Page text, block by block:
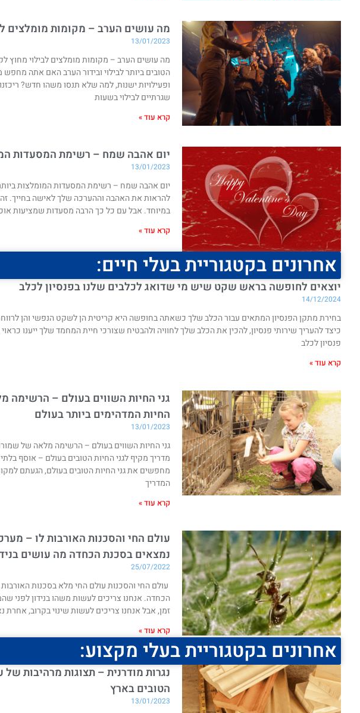
מה עושים הערב – מקומות מומלצים
13/01/2023
מה עושים הערב – מקומות מומלצים לבילוי מחוץ
הטובים ביותר לבילוי ובידור הערב האם אתה
ופעילויות ישנות, למה שלא תנסו משהו חדש?
שגרתיים לבילוי בשעות
קרא עוד »
יום אהבה שמח – רשימת המסעדות
13/01/2023
יום אהבה שמח – רשימת המסעדות המומלצות
להראות את האהבה וההערכה שלך לאישה בחייך. זה
במיוחד. אבל עם כל כך הרבה מסעדות שמציעות
קרא עוד »
אחרונים בקטגוריית בעלי חיים:
יוצאים לחופשה בראש שקט שיש מי שדואג לכלבים שלנו בפנסיון לכלב
14/12/2024
בחירת מתקן הפנסיון המתאים עבור הכלב שלך כשאתה בחופשה היא קריטית הן לשקט הנפשי והן
פנסיון לכלב
קרא עוד »
גני החיות השווים בעולם – הרשימה
החיות המדהימים ביותר בעולם
13/01/2023
גני החיות השווים בעולם – הרשימה מלאה של
מדריך מקיף לגני החיות הטובים בעולם – אוסף
מחפשים את גני החיות הטובים בעולם, הגעתם
המדריך
קרא עוד »
עולם החי והסכנות האורבות לו –
נמצאים בסכנת הכחדה מה עושים
25/07/2022
עולם החי והסכנות עולם החי מלא בסכנות
הכחדה. אנחנו צריכים לעשות משהו בנידון לפני
זמן, אבל אנחנו צריכים לעשות שינוי בקרוב, אחרת
קרא עוד »
אחרונים בקטגוריית בעלי מקצוע:
נגרות מודרנית – תצוגות מרהיבות
הטובים בארץ
13/01/2023